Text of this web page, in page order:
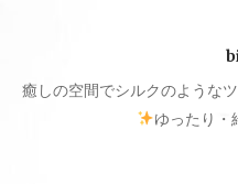
癒しの空間でシルクのような
ゆったり・